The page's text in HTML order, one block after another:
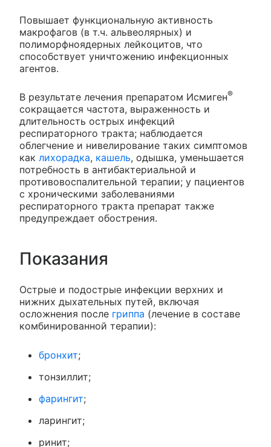
Повышает функциональную активность
макрофагов (в т.ч. альвеолярных) и
полиморфноядерных лейкоцитов, что
способствует уничтожению инфекционных
агентов.
В результате лечения препаратом Исмиген®
сокращается частота, выраженность и
длительность острых инфекций
респираторного тракта; наблюдается
облегчение и нивелирование таких симптомов
как лихорадка, кашель, одышка, уменьшается
потребность в антибактериальной и
противовоспалительной терапии; у пациентов
с хроническими заболеваниями
респираторного тракта препарат также
предупреждает обострения.
Показания
Острые и подострые инфекции верхних и
нижних дыхательных путей, включая
осложнения после гриппа (лечение в составе
комбинированной терапии):
бронхит;
тонзиллит;
фарингит;
ларингит;
ринит;